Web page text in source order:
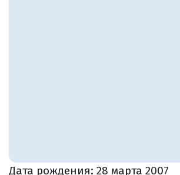
Дата рождения: 28 марта 2007